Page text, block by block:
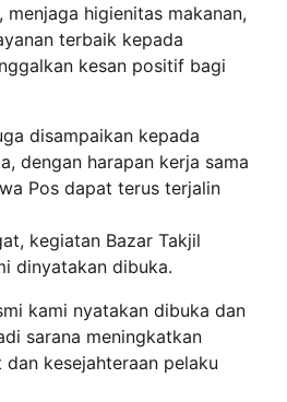
menjaga higienitas makanan,
terbaik kepada
kesan positif bagi
disampaikan kepada
dengan harapan kerja sama
Pos dapat terus terjalin
kegiatan Bazar Takjil
dinyatakan dibuka.
kami nyatakan dibuka dan
sarana meningkatkan
kesejahteraan pelaku